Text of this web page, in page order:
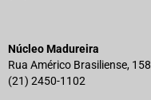
Núcleo Madureira
Rua Américo Brasiliense, 158
(21) 2450-1102